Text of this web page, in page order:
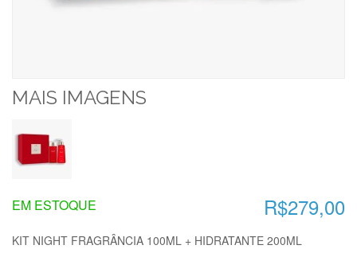
MAIS IMAGENS
R$279,00
EM ESTOQUE
KIT NIGHT FRAGRÂNCIA 100ML + HIDRATANTE 200ML